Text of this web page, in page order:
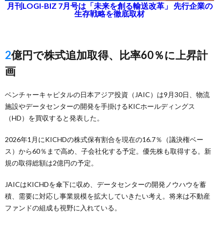
月刊LOGI-BIZ 7月号は「未来を創る輸送改革」 先行企業の
生存戦略を徹底取材
2億円で株式追加取得、比率60％に上昇計
画
ベンチャーキャピタルの日本アジア投資（JAIC）は9月30日、物流
施設やデータセンターの開発を手掛けるKICホールディングス
（HD）を買収すると発表した。
2026年1月にKICHDの株式保有割合を現在の16.7％（議決権ベー
ス）から60％まで高め、子会社化する予定。優先株も取得する。新
規の取得総額は2億円の予定。
JAICはKICHDを傘下に収め、データセンターの開発ノウハウを蓄
積、需要に対応し事業規模を拡大していきたい考え。将来は不動産
ファンドの組成も視野に入れている。